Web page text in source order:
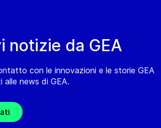
notizie da GEA
con le innovazioni e le storie GEA
alle news di GEA.